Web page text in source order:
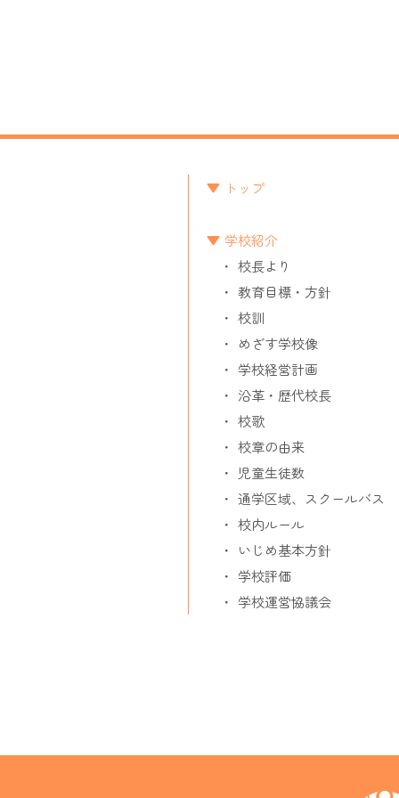
トップ
学校紹介
校長より
教育目標・方針
校訓
めざす学校像
学校経営計画
沿革・歴代校長
校歌
校章の由来
児童生徒数
通学区域、スクールバス
校内ルール
いじめ基本方針
学校評価
学校運営協議会